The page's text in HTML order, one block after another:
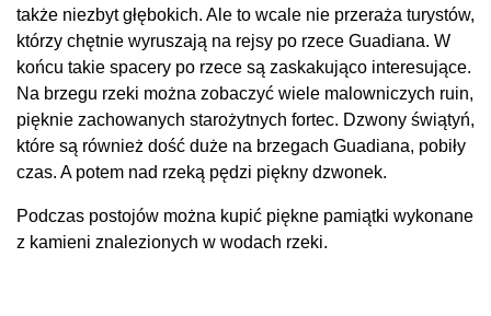
także niezbyt głębokich. Ale to wcale nie przeraża turystów,
którzy chętnie wyruszają na rejsy po rzece Guadiana. W
końcu takie spacery po rzece są zaskakująco interesujące.
Na brzegu rzeki można zobaczyć wiele malowniczych ruin,
pięknie zachowanych starożytnych fortec. Dzwony świątyń,
które są również dość duże na brzegach Guadiana, pobiły
czas. A potem nad rzeką pędzi piękny dzwonek.
Podczas postojów można kupić piękne pamiątki wykonane
z kamieni znalezionych w wodach rzeki.